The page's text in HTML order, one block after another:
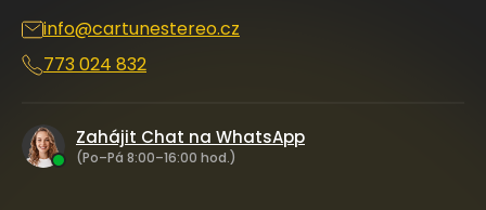
info@cartunestereo.cz
773 024 832
Zahájit Chat na WhatsApp
(Po–Pá 8:00–16:00 hod.)